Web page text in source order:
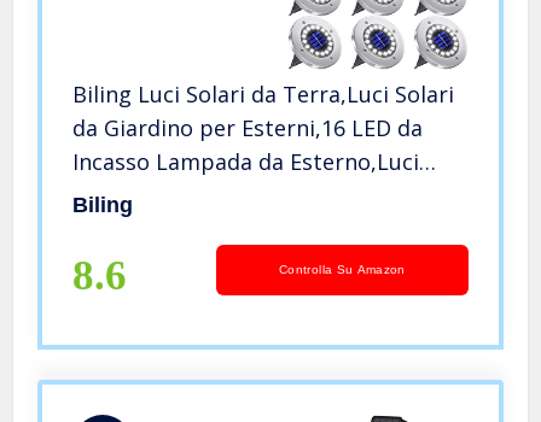
Biling Luci Solari da Terra,Luci Solari
da Giardino per Esterni,16 LED da
Incasso Lampada da Esterno,Luci
Solari a Disco Solare Impermeabile
(Bianco)
Biling
8.6 Controlla Su Amazon